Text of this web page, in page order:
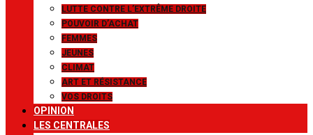
LUTTE CONTRE L’EXTRÊME DROITE
POUVOIR D’ACHAT
FEMMES
JEUNES
CLIMAT
ART ET RÉSISTANCE
VOS DROITS
OPINION
LES CENTRALES